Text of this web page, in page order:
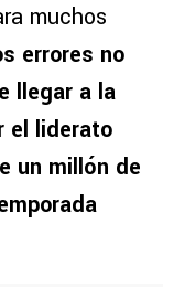
muchos
errores no
llegar a la
el liderato
un millón de